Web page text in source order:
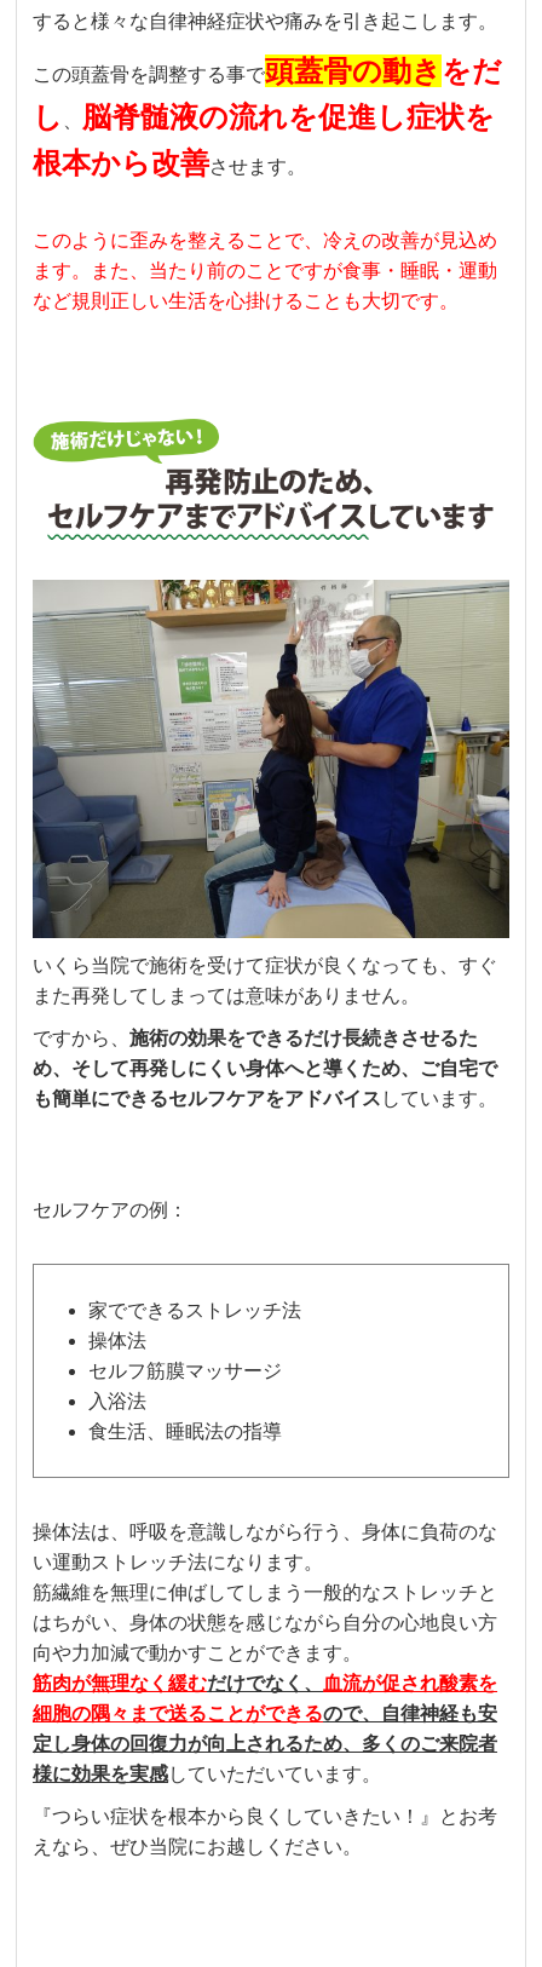
すると様々な自律神経症状や痛みを引き起こします。
この頭蓋骨を調整する事で頭蓋骨の動き をだ
し
脳脊髄液の流れを促進し症状を
根本から改善させます。
このように歪みを整えることで、冷えの改善が見込め
ます。また、当たり前のことですが食事・睡眠・運動
など規則正しい生活を心掛けることも大切です。
いくら当院で施術を受けて症状が良くなっても、すぐ
また再発してしまっては意味がありません。
ですから、施術の効果をできるだけ長続きさせるた
め、そして再発しにくい身体へと導くため、ご自宅で
も簡単にできるセルフケアをアドバイス しています。
セルフケアの例：
家でできるストレッチ法
操体法
セルフ筋膜マッサージ
入浴法
食生活、睡眠法の指導
操体法は、呼吸を意識しながら行う、身体に負荷のな
い運動ストレッチ法になります。
筋繊維を無理に伸ばしてしまう一般的なストレッチと
はちがい、身体の状態を感じながら自分の心地良い方
向や力加減で動かすことができます。
筋肉が無理なく緩むだけでなく、
血流が促され酸素を
細胞の隅々まで送ることができるので、自律神経も安
定し身体の回復力が向上されるため、多くのご来院者
様に効果を実感していただいています。
『つらい症状を根本から良くしていきたい！』とお考
えなら、ぜひ当院にお越しください。